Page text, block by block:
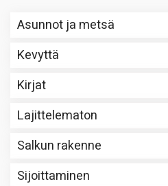
Asunnot ja metsä
Kevyttä
Kirjat
Lajittelematon
Salkun rakenne
Sijoittaminen